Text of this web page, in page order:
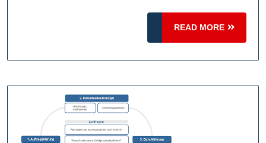
Ein
umfassender
Artikel
über
erfolgreichen
READ MORE
READ
MORE